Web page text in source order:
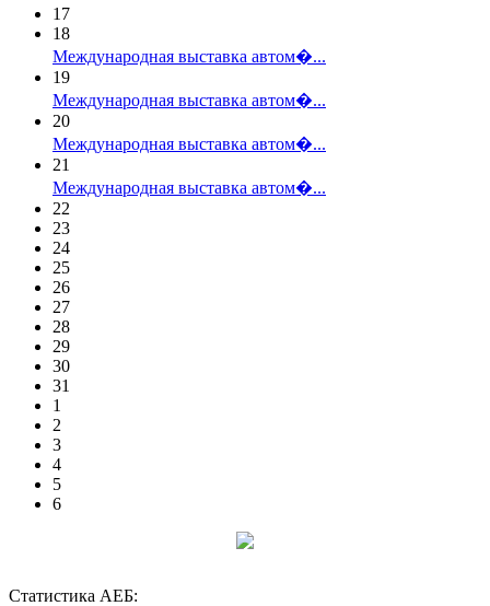
17
18
Международная выставка автом�...
19
Международная выставка автом�...
20
Международная выставка автом�...
21
Международная выставка автом�...
22
23
24
25
26
27
28
29
30
31
1
2
3
4
5
6
Статистика АЕБ: